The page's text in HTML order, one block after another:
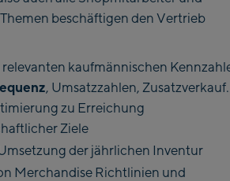
beschäftigen den Vertrieb
kaufmännischen
, Umsatzzahlen,
zu Erreichung
Ziele
der jährlichen Inventur
Merchandise Richtlinien und